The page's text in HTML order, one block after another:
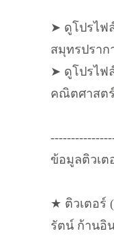
➤ ดูโปรไฟ
สมุทรปราก
➤ ดูโปรไฟ
คณิตศาสตร์
ข้อมูลติวเต
★ ติวเตอร์
รัตน์ ก้านอิ